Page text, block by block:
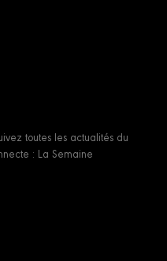
toutes les actualités du
: La Semaine